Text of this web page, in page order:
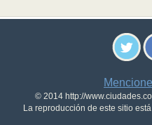
© 2014 http://
La reproducción de este sitio